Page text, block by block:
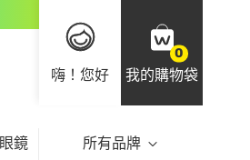
嗨！您好
0
我的購物袋
鏡 所有品牌